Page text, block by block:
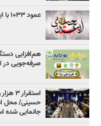
عمود ۱۰۳۳ با ایجاد ظرفیت اسکان برای ۵۰۰ نفر از زوار
هم‌افزایی
صرفه‌جویی در
حسینی/ محل
جانمایی شده